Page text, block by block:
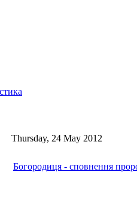
Thursday, 24 May 2012
Богородиця - сповнення